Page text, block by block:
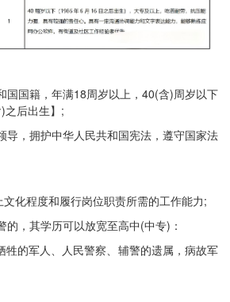
国籍，年满18周岁以上，40(含)周岁以下
之后出生】;
，拥护中华人民共和国宪法，遵守国家法
化程度和履行岗位职责所需的工作能力;
，其学历可以放宽至高中(中专)：
的军人、人民警察、辅警的遗属，病故军